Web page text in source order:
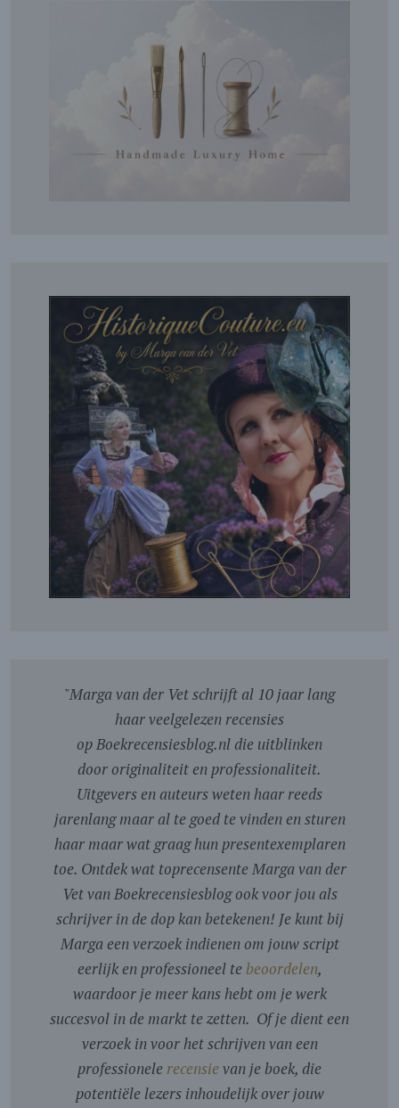
"Marga van der Vet schrijft al 10 jaar lang
haar veelgelezen recensies
op Boekrecensiesblog.nl die uitblinken
door originaliteit en professionaliteit.
Uitgevers en auteurs weten haar reeds
jarenlang maar al te goed te vinden en sturen
haar maar wat graag hun presentexemplaren
toe. Ontdek wat toprecensente Marga van der
Vet van Boekrecensiesblog ook voor jou als
schrijver in de dop kan betekenen! Je kunt bij
Marga een verzoek indienen om jouw script
eerlijk en professioneel te beoordelen,
waardoor je meer kans hebt om je werk
succesvol in de markt te zetten. Of je dient een
verzoek in voor het schrijven van een
professionele recensievan je boek, die
potentiële lezers inhoudelijk over jouw